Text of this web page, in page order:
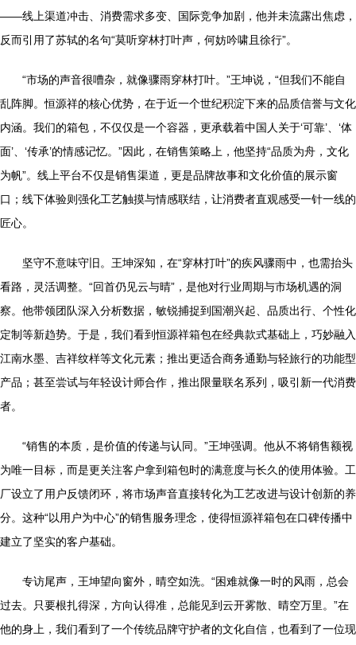
——线上渠道冲击、消费需求多变、国际竞争加剧，他并未流露出焦虑，
反而引用了苏轼的名句“莫听穿林打叶声，何妨吟啸且徐行”。
“市场的声音很嘈杂，就像骤雨穿林打叶。”王坤说，“但我们不能自
乱阵脚。恒源祥的核心优势，在于近一个世纪积淀下来的品质信誉与文化
内涵。我们的箱包，不仅仅是一个容器，更承载着中国人关于‘可靠’、‘体
面’、‘传承’的情感记忆。”因此，在销售策略上，他坚持“品质为舟，文化
为帆”。线上平台不仅是销售渠道，更是品牌故事和文化价值的展示窗
口；线下体验则强化工艺触摸与情感联结，让消费者直观感受一针一线的
匠心。
坚守不意味守旧。王坤深知，在“穿林打叶”的疾风骤雨中，也需抬头
看路，灵活调整。“回首仍见云与晴”，是他对行业周期与市场机遇的洞
察。他带领团队深入分析数据，敏锐捕捉到国潮兴起、品质出行、个性化
定制等新趋势。于是，我们看到恒源祥箱包在经典款式基础上，巧妙融入
江南水墨、吉祥纹样等文化元素；推出更适合商务通勤与轻旅行的功能型
产品；甚至尝试与年轻设计师合作，推出限量联名系列，吸引新一代消费
者。
“销售的本质，是价值的传递与认同。”王坤强调。他从不将销售额视
为唯一目标，而是更关注客户拿到箱包时的满意度与长久的使用体验。工
厂设立了用户反馈闭环，将市场声音直接转化为工艺改进与设计创新的养
分。这种“以用户为中心”的销售服务理念，使得恒源祥箱包在口碑传播中
建立了坚实的客户基础。
专访尾声，王坤望向窗外，晴空如洗。“困难就像一时的风雨，总会
过去。只要根扎得深，方向认得准，总能见到云开雾散、晴空万里。”在
他的身上，我们看到了一个传统品牌守护者的文化自信，也看到了一位现